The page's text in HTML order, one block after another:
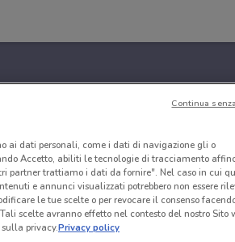
ai dati personali, come i dati di navigazione gli o
Accetto, abiliti le tecnologie di tracciamento
partner trattiamo i dati da fornire". Nel caso in cui
e annunci visualizzati potrebbero non essere
le tue scelte o per revocare il consenso
scelte avranno effetto nel contesto del nostro Sito
privacy.Privacy policy
Continua